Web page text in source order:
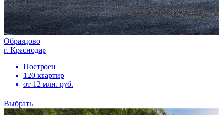
Образцово
г. Краснодар
Построен
120 квартир
от 12 млн. руб.
Выбрать